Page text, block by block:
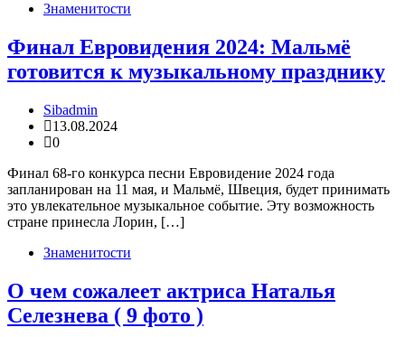
Знаменитости
Финал Евровидения 2024: Мальмё
готовится к музыкальному празднику
Sibadmin
13.08.2024
0
Финал 68-го конкурса песни Евровидение 2024 года
запланирован на 11 мая, и Мальмё, Швеция, будет принимать
это увлекательное музыкальное событие. Эту возможность
стране принесла Лорин, […]
Знаменитости
О чем сожалеет актриса Наталья
Селезнева ( 9 фото )